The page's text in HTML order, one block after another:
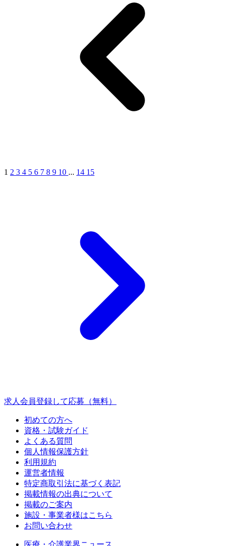
1 2 3 4 5 6 7 8 9 10 ... 14 15
求人会員登録して応募（無料）
初めての方へ
資格・試験ガイド
よくある質問
個人情報保護方針
利用規約
運営者情報
特定商取引法に基づく表記
掲載情報の出典について
掲載のご案内
施設・事業者様はこちら
お問い合わせ
医療・介護業界ニュース